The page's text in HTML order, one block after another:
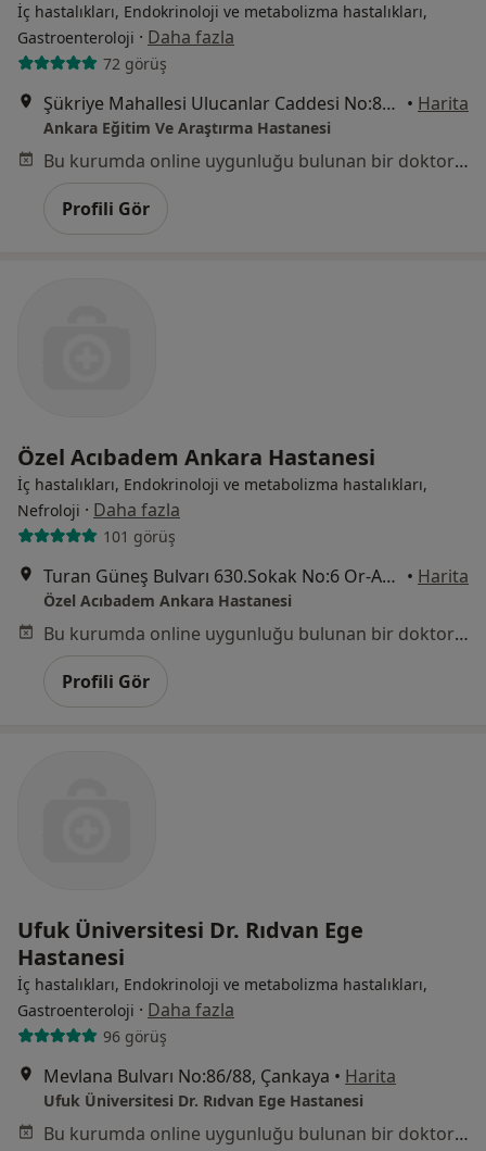
İç hastalıkları, Endokrinoloji ve metabolizma hastalıkları,
Gastroenteroloji · Daha fazla
72 görüş
Şükriye Mahallesi Ulucanlar Caddesi No:89, Altındağ • Harita
Ankara Eğitim Ve Araştırma Hastanesi
Bu kurumda online uygunluğu bulunan bir doktor veya uzman bulunamadı
Profili Gör
Özel Acıbadem Ankara Hastanesi
İç hastalıkları, Endokrinoloji ve metabolizma hastalıkları,
Nefroloji · Daha fazla
101 görüş
Turan Güneş Bulvarı 630.Sokak No:6 Or-An, Çankaya • Harita
Özel Acıbadem Ankara Hastanesi
Bu kurumda online uygunluğu bulunan bir doktor veya uzman bulunamadı
Profili Gör
Ufuk Üniversitesi Dr. Rıdvan Ege
Hastanesi
İç hastalıkları, Endokrinoloji ve metabolizma hastalıkları,
Gastroenteroloji · Daha fazla
96 görüş
Mevlana Bulvarı No:86/88, Çankaya • Harita
Ufuk Üniversitesi Dr. Rıdvan Ege Hastanesi
Bu kurumda online uygunluğu bulunan bir doktor veya uzman bulunamadı